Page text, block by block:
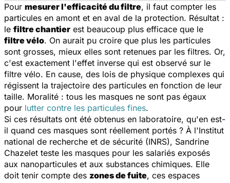
Pour mesurer l'efficacité du filtre, il faut compter les
particules en amont et en aval de la protection. Résultat :
le filtre chantier est beaucoup plus efficace que le
filtre vélo. On aurait pu croire que plus les particules
sont grosses, mieux elles sont retenues par les filtres. Or,
c'est exactement l'effet inverse qui est observé sur le
filtre vélo. En cause, des lois de physique complexes qui
régissent la trajectoire des particules en fonction de leur
taille. Moralité : tous les masques ne sont pas égaux
pour lutter contre les particules fines.
Si ces résultats ont été obtenus en laboratoire, qu'en est-
il quand ces masques sont réellement portés ? À l'Institut
national de recherche et de sécurité (INRS)​, Sandrine
Chazelet teste les masques pour les salariés exposés
aux nanoparticules et aux substances chimiques. Elle
doit tenir compte des zones de fuite, ces espaces